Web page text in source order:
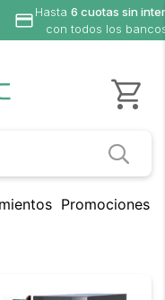
Hasta6 cuotas sin
con todos los bancos
Promociones